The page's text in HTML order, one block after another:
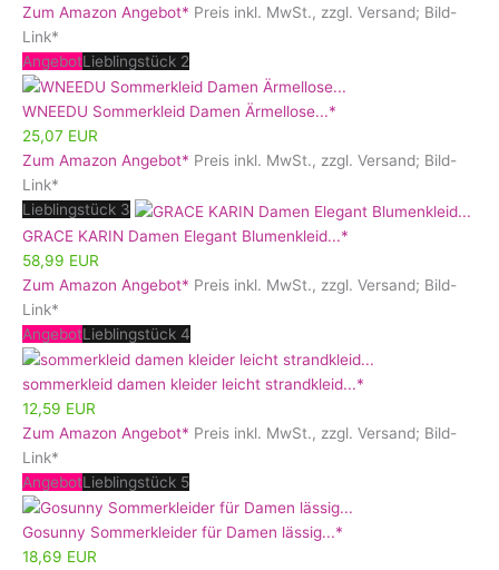
Zum Amazon Angebot* Preis inkl. MwSt., zzgl. Versand; Bild-
Link*
AngebotLieblingstück 2
WNEEDU Sommerkleid Damen Ärmellose...*
25,07 EUR
Zum Amazon Angebot* Preis inkl. MwSt., zzgl. Versand; Bild-
Link*
Lieblingstück 3
GRACE KARIN Damen Elegant Blumenkleid...*
58,99 EUR
Zum Amazon Angebot* Preis inkl. MwSt., zzgl. Versand; Bild-
Link*
AngebotLieblingstück 4
sommerkleid damen kleider leicht strandkleid...*
12,59 EUR
Zum Amazon Angebot* Preis inkl. MwSt., zzgl. Versand; Bild-
Link*
AngebotLieblingstück 5
Gosunny Sommerkleider für Damen lässig...*
18,69 EUR